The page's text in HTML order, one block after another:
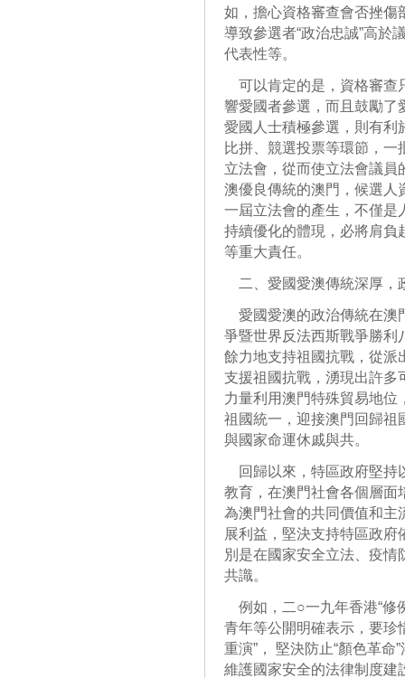
如，擔心資格審查會否挫傷
導致參選者“政治忠誠”高於
代表性等。
可以肯定的是，資格審查
響愛國者參選，而且鼓勵了
愛國人士積極參選，則有利
比拼、競選投票等環節，
立法會，從而使立法會議員
澳優良傳統的澳門，候選人
一屆立法會的產生，不僅是
持續優化的體現，必將肩負
等重大責任。
二、愛國愛澳傳統深厚，
愛國愛澳的政治傳統在澳
爭暨世界反法西斯戰爭勝利
餘力地支持祖國抗戰，從派
支援祖國抗戰，湧現出許多
力量利用澳門特殊貿易地位
祖國統一，迎接澳門回歸祖
與國家命運休戚與共。
回歸以來，特區政府堅持
教育，在澳門社會各個層面
為澳門社會的共同價值和主
展利益，堅決支持特區政
別是在國家安全立法、疫
共識。
例如，二○一九年香港“修
青年等公開明確表示，要珍
重演”， 堅決防止“顏色革
維護國家安全的法律制度建